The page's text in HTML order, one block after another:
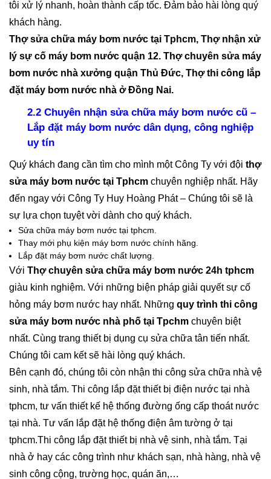
tôi xử lý nhanh, hoàn thành cấp tốc. Đảm bảo hài lòng quý
khách hàng.
Thợ sửa chữa máy bơm nước tại Tphcm, Thợ nhận xử
lý sự cố máy bơm nước quận 12. Thợ chuyên sửa máy
bơm nước nhà xưởng quận Thủ Đức, Thợ thi công lắp
đặt máy bơm nước nhà ở Đồng Nai.
2.2 Chuyên nhận sửa chữa máy bơm nước cũ –
Lắp đặt máy bơm nước dân dụng, công nghiệp
uy tín
Quý khách đang cần tìm cho mình một Công Ty với đội thợ
sửa máy bơm nước tại Tphcm chuyên nghiệp nhất. Hãy
đến ngay với Công Ty Huy Hoàng Phát – Chúng tôi sẽ là
sự lựa chọn tuyệt vời dành cho quý khách.
Sửa chữa máy bơm nước tại tphcm.
Thay mới phụ kiện máy bơm nước chính hãng.
Lắp đặt máy bơm nước chất lượng.
Với Thợ chuyên sửa chữa máy bơm nước 24h tphcm
giàu kinh nghiệm. Với những biện pháp giải quyết sự cố
hỏng máy bơm nước hay nhất. Những quy trình thi công
sửa máy bơm nước nhà phố tại Tpchm chuyên biệt
nhất. Cùng trang thiết bị dụng cụ sửa chữa tân tiến nhất.
Chúng tôi cam kết sẽ hài lòng quý khách.
Bên cạnh đó, chúng tôi còn nhận thi công sửa chữa nhà vệ
sinh, nhà tắm. Thi công lắp đặt thiết bị điện nước tại nhà
tphcm, tư vấn thiết kế hệ thống đường ống cấp thoát nước
tại nhà. Tư vấn lắp đặt hệ thống điện âm tường ở tại
tphcm.Thi công lắp đặt thiết bị nhà vệ sinh, nhà tắm. Tại
nhà ở hay các công trình như khách sạn, nhà hàng, nhà vệ
sinh công cộng, trường học, quán ăn,…